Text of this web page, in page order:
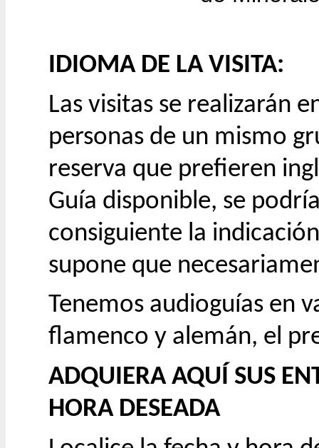
IDIOMA DE LA VISITA:
Las visitas se realizarán
personas de un mismo
reserva que prefieren
Guía disponible, se
consiguiente la
supone que
Tenemos audioguías en
flamenco y alemán, el
ADQUIERA AQUÍ SUS
HORA DESEADA